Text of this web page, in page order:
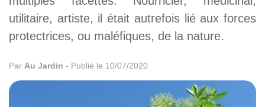
utilitaire, artiste, il était autrefois lié aux forces
protectrices, ou maléfiques, de la nature.
Par Au Jardin - Publié le 10/07/2020